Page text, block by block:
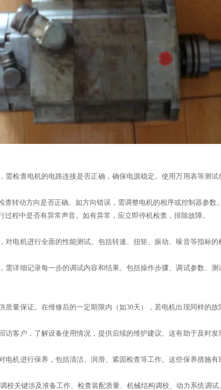
检查电机的电路连接是否正确，确保电源稳定。使用万用表等测试
转动方向是否正确。如方向错误，需调整电机的相序或控制器参数。
程中是否有异常声音。如有异常，应立即停机检查，排除故障。
电机进行全面的性能测试。包括转速、扭矩、振动、噪音等指标的
详细记录每一步的调试内容和结果。包括操作步骤、调试参数、测
量保证。在维修后的一定期限内（如30天），若电机出现同样的故
客户，了解设备使用情况，提供后续的维护建议。这有助于及时发
机进行保养，包括清洁、润滑、紧固检查等工作。这些保养措施有
关键涉及准备工作、检查装配质量、机械结构调校、动力系统调试